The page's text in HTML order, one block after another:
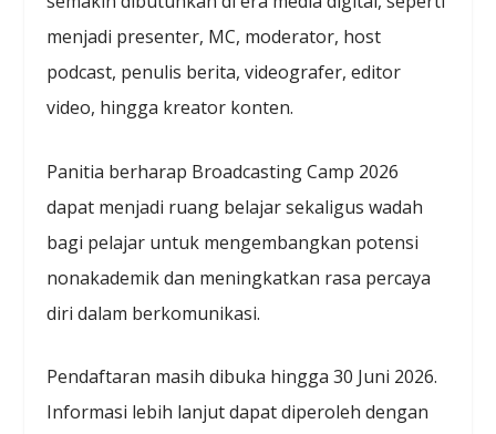
menjadi presenter, MC, moderator, host
podcast, penulis berita, videografer, editor
video, hingga kreator konten.
Panitia berharap Broadcasting Camp 2026
dapat menjadi ruang belajar sekaligus wadah
bagi pelajar untuk mengembangkan potensi
nonakademik dan meningkatkan rasa percaya
diri dalam berkomunikasi.
Pendaftaran masih dibuka hingga 30 Juni 2026.
Informasi lebih lanjut dapat diperoleh dengan